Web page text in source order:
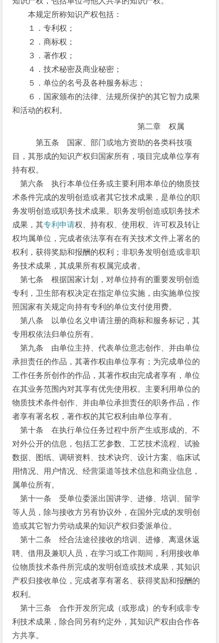
本规定所称知识产权包括：
１．专利权；
２．商标权；
３．著作权；
４．技术秘密及商业秘密；
５．单位的名号及各种服务标志；
６．国家颁布的法律、法规所保护的其它智力成果
和活动的权利。
第二章 权属
第五条 国家、部门或地方资助的各类科技项
目，其形成的知识产权归国家所有，项目完成单位享有
持有权。
第六条 执行本单位任务或主要利用本单位的物质技
术条件完成的发明创造或者其它技术成果，是单位的职
务发明创造或职务技术成果。职务发明创造或职务技术
成果，其专利申请权、持有权、使用权、许可权及转让
权均属单位，完成者依法享有在有关技术文件上署名的
权利，获得奖励和报酬的权利；非职务发明创造或非职
务技术成果，其成果所有权属完成者。
第七条 根据国家计划，对单位持有的重要发明创造
专利，卫生部有权决定在指定单位实施，由实施单位按
照国家有关规定向持有专利的单位支付使用费。
第八条 以单位名义申请注册的商标和服务标记，其
专用权依法归单位所有。
第九条 由单位主持、代表单位意志创作、并由单位
承担责任的作品，其著作权由单位享有；为完成单位的
工作任务所创作的作品，其著作权由完成者享有，单位
在其业务范围内对其享有优先使用权。主要利用单位的
物质技术条件创作、并由单位承担责任的职务作品，作
者享有署名权，著作权的其它权利由单位享有。
第十条 在执行单位任务过程中所产生或形成的、不
对外公开的信息，包括工艺参数、工艺技术流程、试验
数据、图纸、调研资料、技术诀窍、设计方案、临床试
用情况、用户情况、经营渠道等技术信息和商业信息，
属单位所有。
第十一条 受单位委派出国讲学、进修、培训、留学
等人员，除与接收方另有协议外，在国外完成的发明创
造或其它智力劳动成果的知识产权归委派单位。
第十二条 经合法途径接收的培训、进修、离退休返
聘、借用及兼职人员，在学习或工作期间，利用接收单
位物质技术条件所完成的发明创造或技术成果，其知识
产权归接收单位，完成者享有署名、获得奖励和报酬的
权利。
第十三条 合作开发所完成（或形成）的专利或非专
利技术成果，除合同另有约定外，其知识产权由合作各
方共享。